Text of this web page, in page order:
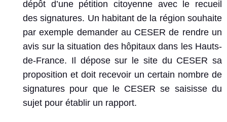
dépôt d’une pétition citoyenne avec le recueil
des signatures. Un habitant de la région souhaite
par exemple demander au CESER de rendre un
avis sur la situation des hôpitaux dans les Hauts-
de-France. Il dépose sur le site du CESER sa
proposition et doit recevoir un certain nombre de
signatures pour que le CESER se saisisse du
sujet pour établir un rapport.